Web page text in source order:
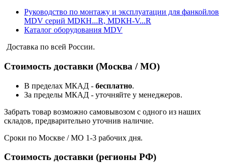
Руководство по монтажу и эксплуатации для фанкойлов
MDV серий МDКН...R, МDКН-V...R
Каталог оборудования MDV
Доставка по всей России.
Стоимость доставки (Москва / МО)
В пределах МКАД - бесплатно.
За пределы МКАД - уточняйте у менеджеров.
Забрать товар возможно самовывозом с одного из наших
складов, предварительно уточнив наличие.
Сроки по Москве / МО 1-3 рабочих дня.
Стоимость доставки (регионы РФ)